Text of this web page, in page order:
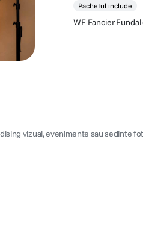
Pachetul include
WF Fancier
vizual, evenimente sau sedinte